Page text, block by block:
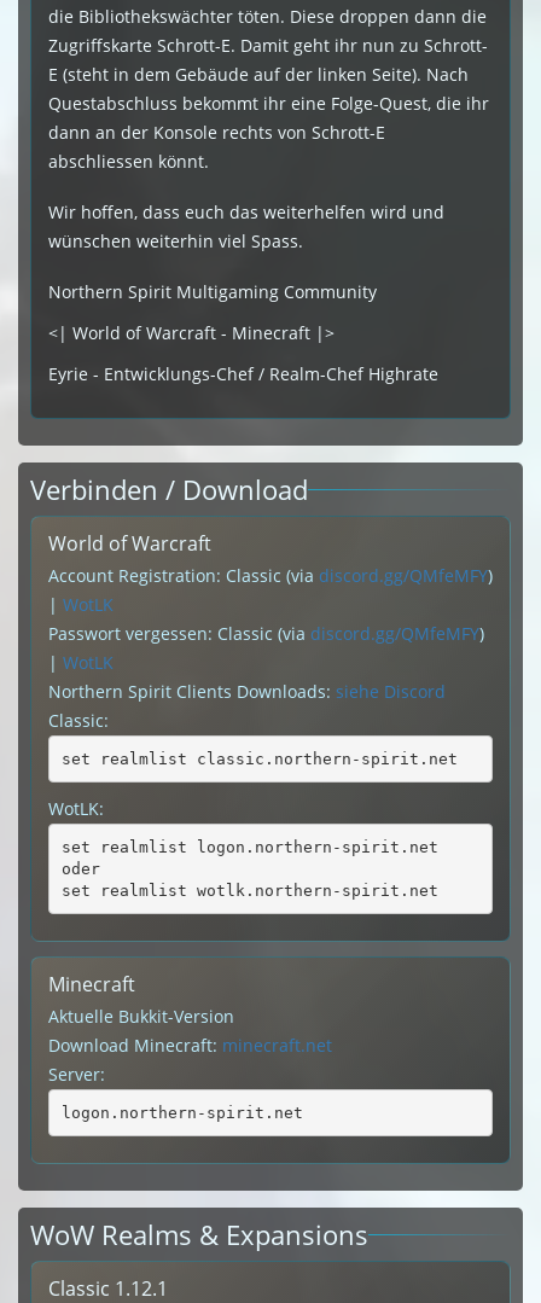
die Bibliothekswächter töten. Diese droppen dann die
Zugriffskarte Schrott-E. Damit geht ihr nun zu Schrott-
E (steht in dem Gebäude auf der linken Seite). Nach
Questabschluss bekommt ihr eine Folge-Quest, die ihr
dann an der Konsole rechts von Schrott-E
abschliessen könnt.
Wir hoffen, dass euch das weiterhelfen wird und
wünschen weiterhin viel Spass.
Northern Spirit Multigaming Community
<| World of Warcraft - Minecraft |>
Eyrie - Entwicklungs-Chef / Realm-Chef Highrate
Verbinden / Download
World of Warcraft
Account Registration: Classic (via discord.gg/QMfeMFY)
| WotLK
Passwort vergessen: Classic (via discord.gg/QMfeMFY)
| WotLK
Northern Spirit Clients Downloads: siehe Discord
Classic:
set realmlist classic.northern-spirit.net
WotLK:
set realmlist logon.northern-spirit.net
oder
set realmlist wotlk.northern-spirit.net
Minecraft
Aktuelle Bukkit-Version
Download Minecraft: minecraft.net
Server:
logon.northern-spirit.net
WoW Realms & Expansions
Classic 1.12.1